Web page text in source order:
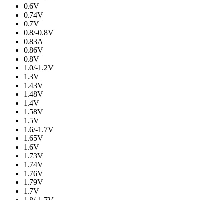
0.6V
0.74V
0.7V
0.8/-0.8V
0.83A
0.86V
0.8V
1.0/-1.2V
1.3V
1.43V
1.48V
1.4V
1.58V
1.5V
1.6/-1.7V
1.65V
1.6V
1.73V
1.74V
1.76V
1.79V
1.7V